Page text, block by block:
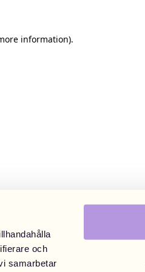
och
samarbetar
information).